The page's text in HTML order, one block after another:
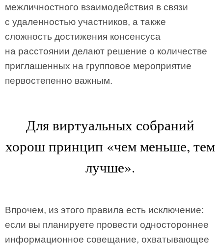
межличностного взаимодействия в связи
с удаленностью участников, а также
сложность достижения консенсуса
на расстоянии делают решение о количестве
приглашенных на групповое мероприятие
первостепенно важным.
Для виртуальных собраний
хорош принцип «чем меньше, тем
лучше».
Впрочем, из этого правила есть исключение:
если вы планируете провести одностороннее
информационное совещание, охватывающее